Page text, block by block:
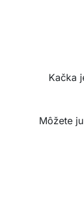
Kačka
Môžete